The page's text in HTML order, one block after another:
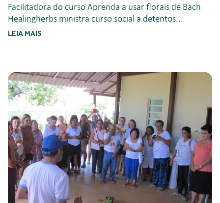
Facilitadora do curso Aprenda a usar florais de Bach
Healingherbs ministra curso social a detentos...
LEIA MAIS